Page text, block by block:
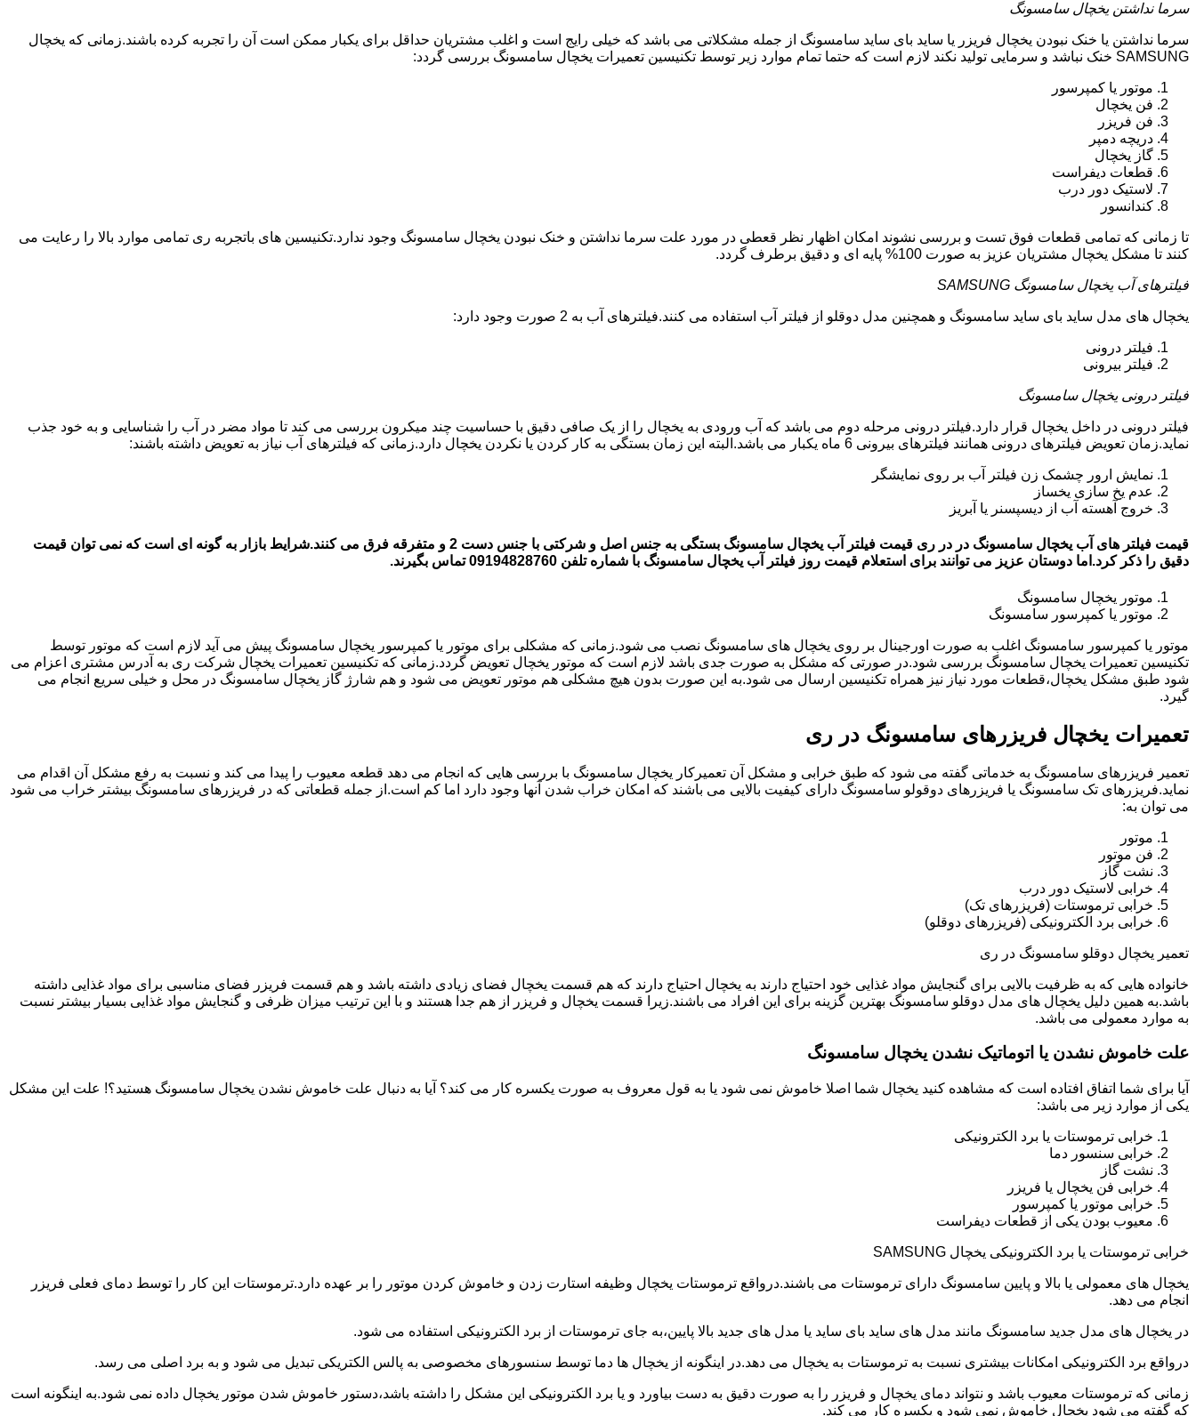
سرما نداشتن یخچال سامسونگ
سرما نداشتن یا خنک نبودن یخچال فریزر یا ساید بای ساید سامسونگ از جمله مشکلاتی می باشد که خیلی رایج است و اغلب مشتریان حداقل برای یکبار ممکن است آن را تجربه کرده باشند.زمانی که یخچال
SAMSUNG خنک نباشد و سرمایی تولید نکند لازم است که حتما تمام موارد زیر توسط تکنیسین تعمیرات یخچال سامسونگ بررسی گردد:
موتور یا کمپرسور
فن یخچال
فن فریزر
دریچه دمپر
گاز یخچال
قطعات دیفراست
لاستیک دور درب
کندانسور
تا زمانی که تمامی قطعات فوق تست و بررسی نشوند امکان اظهار نظر قعطی در مورد علت سرما نداشتن و خنک نبودن یخچال سامسونگ وجود ندارد.تکنیسین های باتجربه ری تمامی موارد بالا را رعایت می
کنند تا مشکل یخچال مشتریان عزیز به صورت 100% پایه ای و دقیق برطرف گردد.
فیلترهای آب یخچال سامسونگ SAMSUNG
یخچال های مدل ساید بای ساید سامسونگ و همچنین مدل دوقلو از فیلتر آب استفاده می کنند.فیلترهای آب به 2 صورت وجود دارد:
فیلتر درونی
فیلتر بیرونی
فیلتر درونی یخچال سامسونگ
فیلتر درونی در داخل یخچال قرار دارد.فیلتر درونی مرحله دوم می باشد که آب ورودی به یخچال را از یک صافی دقیق با حساسیت چند میکرون بررسی می کند تا مواد مضر در آب را شناسایی و به خود جذب
نماید.زمان تعویض فیلترهای درونی همانند فیلترهای بیرونی 6 ماه یکبار می باشد.البته این زمان بستگی به کار کردن یا نکردن یخچال دارد.زمانی که فیلترهای آب نیاز به تعویض داشته باشند:
نمایش ارور چشمک زن فیلتر آب بر روی نمایشگر
عدم یخ سازی یخساز
خروج آهسته آب از دیسپسنر یا آبریز
قیمت فیلتر های آب یخچال سامسونگ در در ری قیمت فیلتر آب یخچال سامسونگ بستگی به جنس اصل و شرکتی با جنس دست 2 و متفرقه فرق می کنند.شرایط بازار به گونه ای است که نمی توان قیمت
دقیق را ذکر کرد.اما دوستان عزیز می توانند برای استعلام قیمت روز فیلتر آب یخچال سامسونگ با شماره تلفن 09194828760 تماس بگیرند.
موتور یخچال سامسونگ
موتور یا کمپرسور سامسونگ
موتور یا کمپرسور سامسونگ اغلب به صورت اورجینال بر روی یخچال های سامسونگ نصب می شود.زمانی که مشکلی برای موتور یا کمپرسور یخچال سامسونگ پیش می آید لازم است که موتور توسط
تکنیسین تعمیرات یخچال سامسونگ بررسی شود.در صورتی که مشکل به صورت جدی باشد لازم است که موتور یخچال تعویض گردد.زمانی که تکنیسین تعمیرات یخچال شرکت ری به آدرس مشتری اعزام می
شود طبق مشکل یخچال،قطعات مورد نیاز نیز همراه تکنیسین ارسال می شود.به این صورت بدون هیچ مشکلی هم موتور تعویض می شود و هم شارژ گاز یخچال سامسونگ در محل و خیلی سریع انجام می
گیرد.
تعمیرات یخچال فریزرهای سامسونگ در ری
تعمیر فریزرهای سامسونگ به خدماتی گفته می شود که طبق خرابی و مشکل آن تعمیرکار یخچال سامسونگ با بررسی هایی که انجام می دهد قطعه معیوب را پیدا می کند و نسبت به رفع مشکل آن اقدام می
نماید.فریزرهای تک سامسونگ یا فریزرهای دوقولو سامسونگ دارای کیفیت بالایی می باشند که امکان خراب شدن آنها وجود دارد اما کم است.از جمله قطعاتی که در فریزرهای سامسونگ بیشتر خراب می شود
می توان به:
موتور
فن موتور
نشت گاز
خرابی لاستیک دور درب
خرابی ترموستات (فریزرهای تک)
خرابی برد الکترونیکی (فریزرهای دوقلو)
تعمیر یخچال دوقلو سامسونگ در ری
خانواده هایی که به ظرفیت بالایی برای گنجایش مواد غذایی خود احتیاج دارند به یخچال احتیاج دارند که هم قسمت یخچال فضای زیادی داشته باشد و هم قسمت فریزر فضای مناسبی برای مواد غذایی داشته
باشد.به همین دلیل یخچال های مدل دوقلو سامسونگ بهترین گزینه برای این افراد می باشند.زیرا قسمت یخچال و فریزر از هم جدا هستند و با این ترتیب میزان ظرفی و گنجایش مواد غذایی بسیار بیشتر نسبت
به موارد معمولی می باشد.
علت خاموش نشدن یا اتوماتیک نشدن یخچال سامسونگ
آیا برای شما اتفاق افتاده است که مشاهده کنید یخچال شما اصلا خاموش نمی شود یا به قول معروف به صورت یکسره کار می کند؟ آیا به دنبال علت خاموش نشدن یخچال سامسونگ هستید؟! علت این مشکل
یکی از موارد زیر می باشد:
خرابی ترموستات یا برد الکترونیکی
خرابی سنسور دما
نشت گاز
خرابی فن یخچال یا فریزر
خرابی موتور یا کمپرسور
معیوب بودن یکی از قطعات دیفراست
خرابی ترموستات یا برد الکترونیکی یخچال SAMSUNG
یخچال های معمولی یا بالا و پایین سامسونگ دارای ترموستات می باشند.درواقع ترموستات یخچال وظیفه استارت زدن و خاموش کردن موتور را بر عهده دارد.ترموستات این کار را توسط دمای فعلی فریزر
انجام می دهد.
در یخچال های مدل جدید سامسونگ مانند مدل های ساید بای ساید یا مدل های جدید بالا پایین،به جای ترموستات از برد الکترونیکی استفاده می شود.
درواقع برد الکترونیکی امکانات بیشتری نسبت به ترموستات به یخچال می دهد.در اینگونه از یخچال ها دما توسط سنسورهای مخصوصی به پالس الکتریکی تبدیل می شود و به برد اصلی می رسد.
زمانی که ترموستات معیوب باشد و نتواند دمای یخچال و فریزر را به صورت دقیق به دست بیاورد و یا برد الکترونیکی این مشکل را داشته باشد،دستور خاموش شدن موتور یخچال داده نمی شود.به اینگونه است
که گفته می شود یخچال خاموش نمی شود و یکسره کار می کند.